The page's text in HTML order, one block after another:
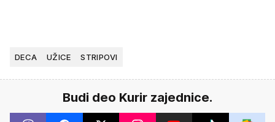
DECA UŽICE STRIPOVI
Budi deo Kurir zajednice.